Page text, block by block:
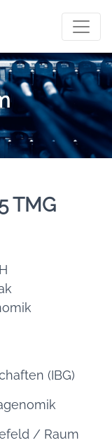
TMG
(IBG)
/ Raum